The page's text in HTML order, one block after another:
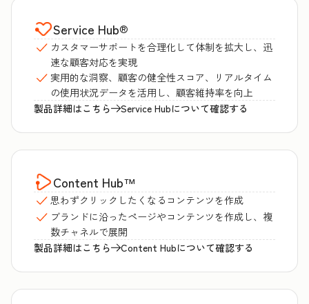
Service Hub®
カスタマーサポートを合理化して体制を拡大し、迅
速な顧客対応を実現
実用的な洞察、顧客の健全性スコア、リアルタイム
の使用状況データを活用し、顧客維持率を向上
製品詳細はこちら
Service Hubについて確認する
Content Hub™
思わずクリックしたくなるコンテンツを作成
ブランドに沿ったページやコンテンツを作成し、複
数チャネルで展開
製品詳細はこちら
Content Hubについて確認する